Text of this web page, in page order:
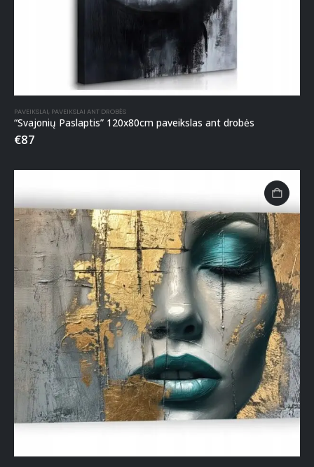
PAVEIKSLAI, PAVEIKSLAI ANT DROBĖS
“Svajonių Paslaptis” 120x80cm paveikslas ant drobės
€87